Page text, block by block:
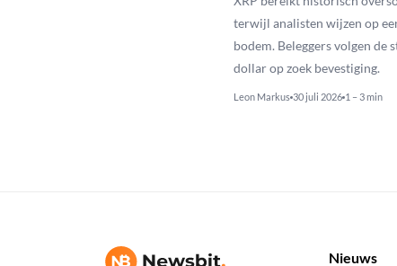
terwijl analisten wijzen op
bodem. Beleggers volgen de
dollar op zoek bevestiging.
Leon Markus 30 juli 2026 1 – 3 min
Nieuws